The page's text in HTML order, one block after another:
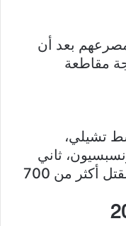
400 شخص مصرعهم بعد أن
بلغت قوته 6.9 درجة مقاطعة
درجة وسط تشيلي،
ثاني
أكبر مدن البلاد، مما أسفر عن مقتل أكثر من 700